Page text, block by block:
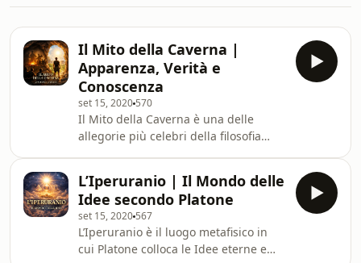
Il Mito della Caverna |
Apparenza, Verità e
Conoscenza
set 15, 2020 570
Il Mito della Caverna è una delle
allegorie più celebri della filosofia
Attraverso l’immagine di uomini
incatenati che scambiano le ombre
per realtà, il filosofo riflette sul
rapporto tra ignoranza e conoscenza,
apparenza e verità.In questo podcast
L’Iperuranio | Il Mondo delle
Idee secondo Platone
set 15, 2020 567
L’Iperuranio è il luogo metafisico in
cui Platone colloca le Idee eterne e